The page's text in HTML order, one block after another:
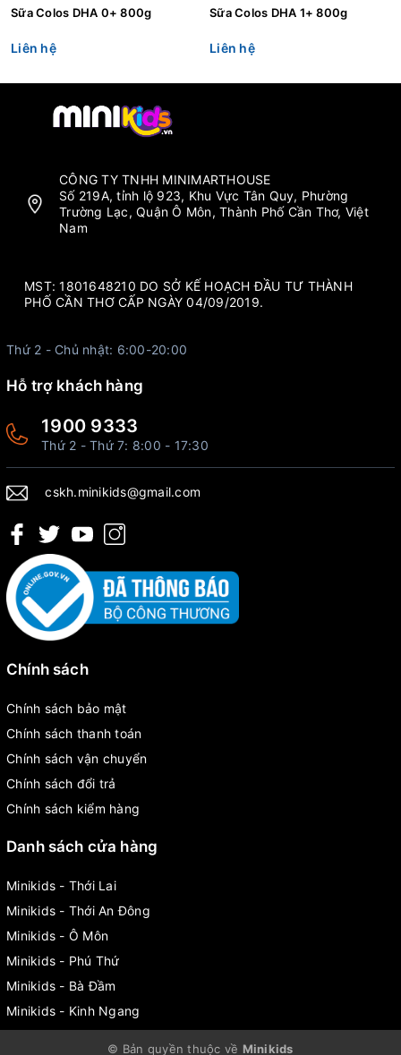
Sữa Colos DHA 0+ 800g
Liên hệ
Sữa Colos DHA 1+ 800g
Liên hệ
CÔNG TY TNHH MINIMARTHOUSE
Số 219A, tỉnh lộ 923, Khu Vực Tân Quy, Phường
Trường Lạc, Quận Ô Môn, Thành Phố Cần Thơ, Việt
Nam
MST: 1801648210 DO SỞ KẾ HOẠCH ĐẦU TƯ THÀNH
PHỐ CẦN THƠ CẤP NGÀY 04/09/2019.
Thứ 2 - Chủ nhật: 6:00-20:00
Hỗ trợ khách hàng
1900 9333
Thứ 2 - Thứ 7: 8:00 - 17:30
cskh.minikids@gmail.com
Chính sách
Chính sách bảo mật
Chính sách thanh toán
Chính sách vận chuyển
Chính sách đổi trả
Chính sách kiểm hàng
Danh sách cửa hàng
Minikids - Thới Lai
Minikids - Thới An Đông
Minikids - Ô Môn
Minikids - Phú Thứ
Minikids - Bà Đầm
Minikids - Kinh Ngang
© Bản quyền thuộc về Minikids